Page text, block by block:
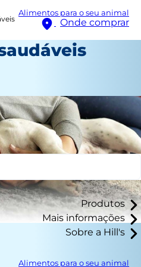
Alimentos para o seu animal
Onde comprar
Produtos
Mais informações
Sobre a Hill's
Alimentos para o seu animal